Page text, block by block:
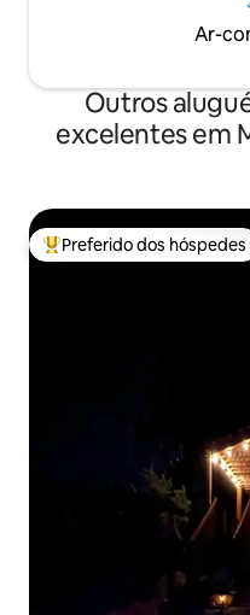
Ar-
Outros
excelentes em
Entre os melhores
Preferido dos hóspedes